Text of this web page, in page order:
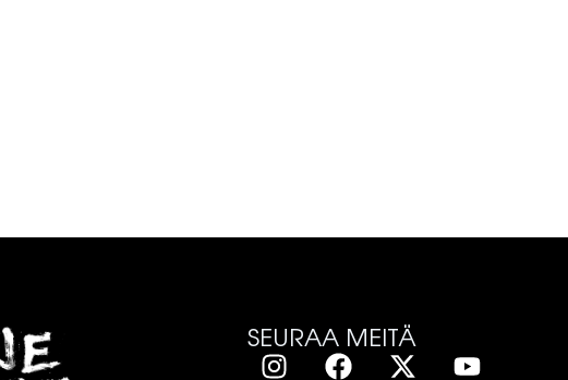
SEURAA MEITÄ